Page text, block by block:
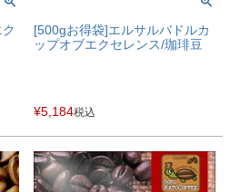
[500gお得袋]エルサルバドルカ
ップオブエクセレンス/珈琲豆
¥5,184税込